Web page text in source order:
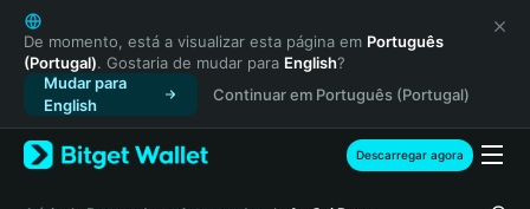
English
日本語
Tiếng Việt
Русский
Español (Latinoamérica)
Türkçe
De momento, está a visualizar esta página em Português
(Portugal). Gostaria de mudar para English?
Mudar para
English
Continuar em Português (Portugal)
Descarregar agora